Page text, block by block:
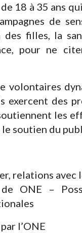
18 à 35 ans
de
filles, la
pour ne
volontaires
des
les
soutien du
relations
ONE –
l’ONE